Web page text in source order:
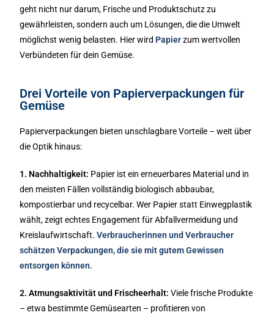
geht nicht nur darum, Frische und Produktschutz zu
gewährleisten, sondern auch um Lösungen, die die Umwelt
möglichst wenig belasten. Hier wird Papier zum wertvollen
Verbündeten für dein Gemüse.
Drei Vorteile von Papierverpackungen für
Gemüse
Papierverpackungen bieten unschlagbare Vorteile – weit über
die Optik hinaus:
1. Nachhaltigkeit: Papier ist ein erneuerbares Material und in
den meisten Fällen vollständig biologisch abbaubar,
kompostierbar und recycelbar. Wer Papier statt Einwegplastik
wählt, zeigt echtes Engagement für Abfallvermeidung und
Kreislaufwirtschaft.Verbraucherinnen und Verbraucher
schätzen Verpackungen, die sie mit gutem Gewissen
entsorgen können.
2. Atmungsaktivität und Frischeerhalt: Viele frische Produkte
– etwa bestimmte Gemüsearten – profitieren von